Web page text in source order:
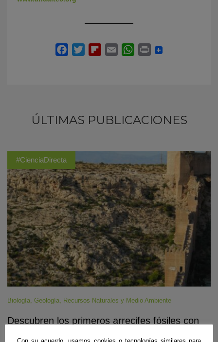
ÚLTIMAS PUBLICACIONES
#CienciaDirecta
Biología, Geología, Recursos Naturales y Medio Ambiente
Descubren los primeros arrecifes fósiles con